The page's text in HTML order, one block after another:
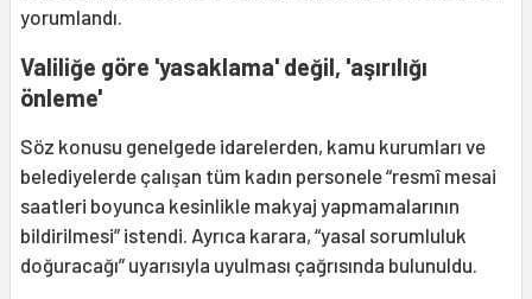
yorumlandı.
Valiliğe göre 'yasaklama' değil, 'aşırılığı
önleme'
Söz konusu genelgede idarelerden, kamu kurumları ve
belediyelerde çalışan tüm kadın personele “resmî mesai
saatleri boyunca kesinlikle makyaj yapmamalarının
bildirilmesi” istendi. Ayrıca karara, “yasal sorumluluk
doğuracağı” uyarısıyla uyulması çağrısında bulunuldu.